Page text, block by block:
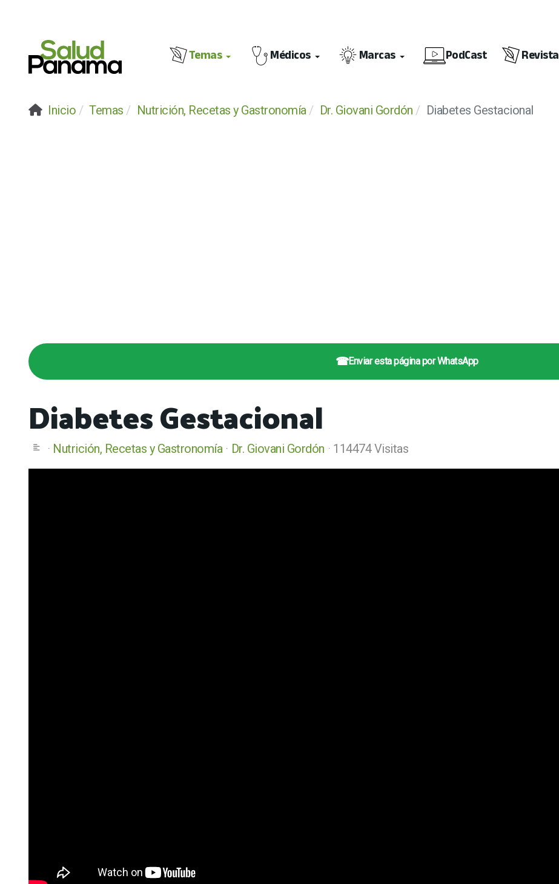
Temas Médicos Marcas PodCast Revista
Inicio Temas Nutrición, Recetas y Gastronomía Dr. Giovani Gordón Diabetes Gestacional
☎Enviar esta página por WhatsApp
Diabetes Gestacional
Nutrición, Recetas y Gastronomía Dr. Giovani Gordón 114474 Visitas